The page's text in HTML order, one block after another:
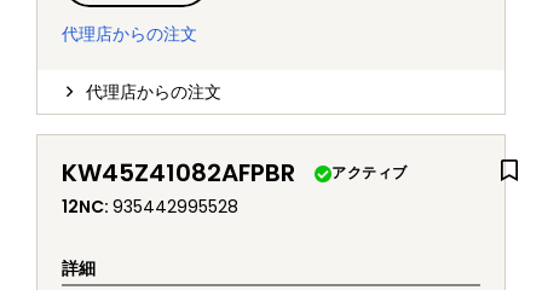
代理店からの注文
代理店からの注文
KW45Z41082AFPBR アクティブ
12NC: 935442995528
詳細